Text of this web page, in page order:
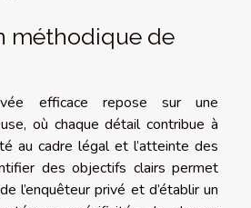
méthodique de
efficace repose sur une
où chaque détail contribue à
au cadre légal et l’atteinte des
des objectifs clairs permet
l’enquêteur privé et d’établir un